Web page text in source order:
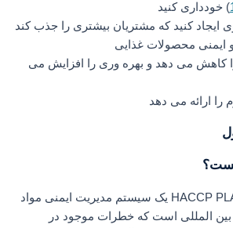
خودداری کنید
کنید که مشتریان بیشتری را جذب کند
ایمنی محصولات غذایی
کاهش می دهد و بهره وری را افزایش می
را ارائه می دهد
طرح HACCP یا HACCP PLAN یک سیستم مدیریت ایمنی مواد
المللی است که خطرات موجود در